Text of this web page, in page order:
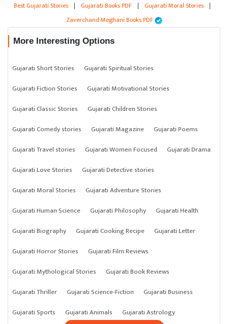
Best Gujarati Stories | Gujarati Books PDF | Gujarati Moral Stories |
Zaverchand Meghani Books PDF
More Interesting Options
Gujarati Short Stories
Gujarati Spiritual Stories
Gujarati Fiction Stories
Gujarati Motivational Stories
Gujarati Classic Stories
Gujarati Children Stories
Gujarati Comedy stories
Gujarati Magazine
Gujarati Poems
Gujarati Travel stories
Gujarati Women Focused
Gujarati Drama
Gujarati Love Stories
Gujarati Detective stories
Gujarati Moral Stories
Gujarati Adventure Stories
Gujarati Human Science
Gujarati Philosophy
Gujarati Health
Gujarati Biography
Gujarati Cooking Recipe
Gujarati Letter
Gujarati Horror Stories
Gujarati Film Reviews
Gujarati Mythological Stories
Gujarati Book Reviews
Gujarati Thriller
Gujarati Science-Fiction
Gujarati Business
Gujarati Sports
Gujarati Animals Gujarati Astrology